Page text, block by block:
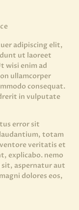
adipiscing elit,
ut laoreet
wisi enim ad
ullamcorper
consequat.
in vulputate
error sit
totam
veritatis et
explicabo. nemo
aspernatur aut
dolores eos,